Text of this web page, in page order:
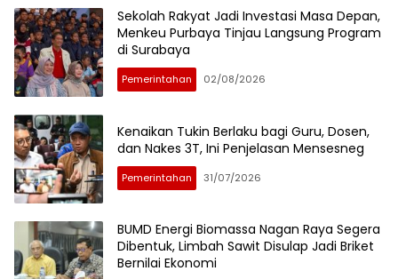
Sekolah Rakyat Jadi Investasi Masa Depan,
Menkeu Purbaya Tinjau Langsung Program
di Surabaya
Pemerintahan 02/08/2026
Kenaikan Tukin Berlaku bagi Guru, Dosen,
dan Nakes 3T, Ini Penjelasan Mensesneg
Pemerintahan 31/07/2026
BUMD Energi Biomassa Nagan Raya Segera
Dibentuk, Limbah Sawit Disulap Jadi Briket
Bernilai Ekonomi